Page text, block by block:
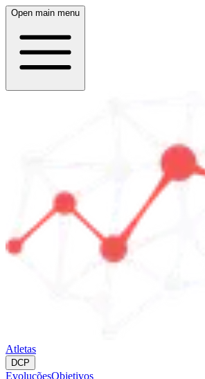
Open main menu
Atletas
DCP
EvoluçõesObjetivos